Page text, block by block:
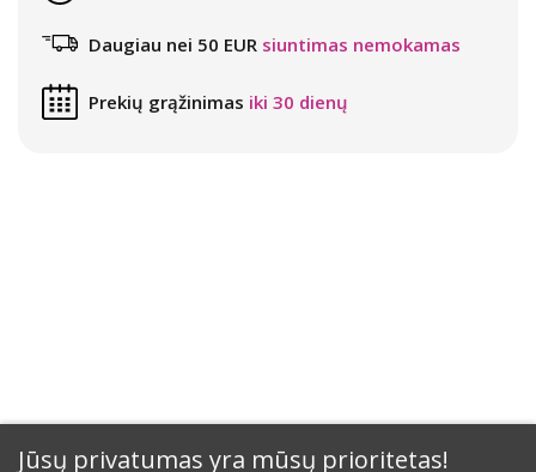
Jūsų privatumas yra mūsų prioritetas!
Daugiau nei 50 EUR siuntimas nemokamas
Prekių grąžinimas iki 30 dienų